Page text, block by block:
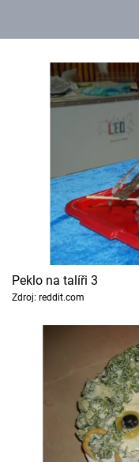
Peklo na talíři 3
Zdroj: reddit.com